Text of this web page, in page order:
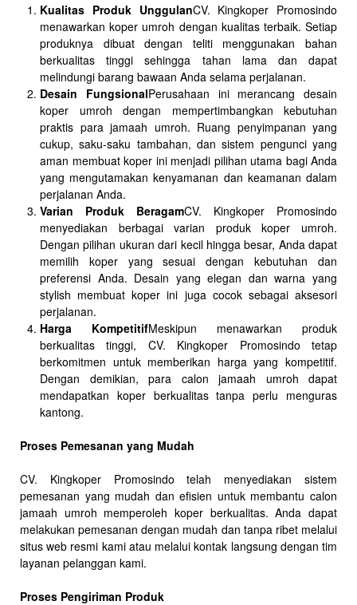
Kualitas Produk UnggulanCV. Kingkoper Promosindo
menawarkan koper umroh dengan kualitas terbaik. Setiap
produknya dibuat dengan teliti menggunakan bahan
berkualitas tinggi sehingga tahan lama dan dapat
melindungi barang bawaan Anda selama perjalanan.
Desain FungsionalPerusahaan ini merancang desain
koper umroh dengan mempertimbangkan kebutuhan
praktis para jamaah umroh. Ruang penyimpanan yang
cukup, saku-saku tambahan, dan sistem pengunci yang
aman membuat koper ini menjadi pilihan utama bagi Anda
yang mengutamakan kenyamanan dan keamanan dalam
perjalanan Anda.
Varian Produk BeragamCV. Kingkoper Promosindo
menyediakan berbagai varian produk koper umroh.
Dengan pilihan ukuran dari kecil hingga besar, Anda dapat
memilih koper yang sesuai dengan kebutuhan dan
preferensi Anda. Desain yang elegan dan warna yang
stylish membuat koper ini juga cocok sebagai aksesori
perjalanan.
Harga KompetitifMeskipun menawarkan produk
berkualitas tinggi, CV. Kingkoper Promosindo tetap
berkomitmen untuk memberikan harga yang kompetitif.
Dengan demikian, para calon jamaah umroh dapat
mendapatkan koper berkualitas tanpa perlu menguras
kantong.
Proses Pemesanan yang Mudah
CV. Kingkoper Promosindo telah menyediakan sistem
pemesanan yang mudah dan efisien untuk membantu calon
jamaah umroh memperoleh koper berkualitas. Anda dapat
melakukan pemesanan dengan mudah dan tanpa ribet melalui
situs web resmi kami atau melalui kontak langsung dengan tim
layanan pelanggan kami.
Proses Pengiriman Produk